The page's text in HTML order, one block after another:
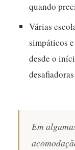
quando
Várias
simpáticos
desde o
Em